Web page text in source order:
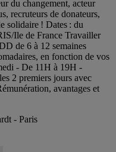
du changement, acteur
recruteurs de donateurs,
solidaire ! Dates : du
Ile de France Travailler
de 6 à 12 semaines
en fonction de vos
- De 11H à 19H -
2 premiers jours avec
avantages et
- Paris